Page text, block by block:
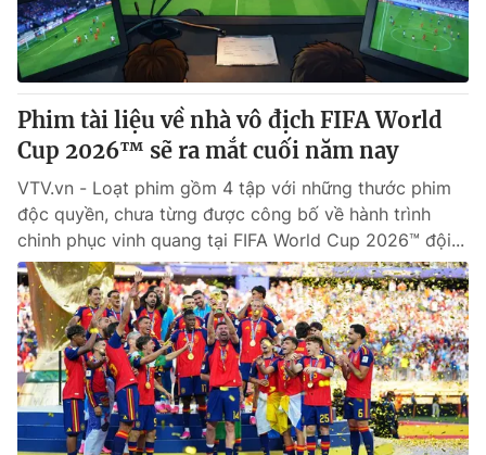
Thị trường 24h Tấm lòng Việt
VTV4 Vươn mình bằng AI
VTV9 VTV8
Liên hệ tòa soạn English
THỜI BÁO VTV
Theo dõi báo trên
Cơ quan chủ quản:Đài Truyền hình Việt Nam
Phim tài liệu về nhà vô địch FIFA World
Cup 2026™ sẽ ra mắt cuối năm nay
VTV.vn - Loạt phim gồm 4 tập với những thước phim
độc quyền, chưa từng được công bố về hành trình
chinh phục vinh quang tại FIFA World Cup 2026™ đội...